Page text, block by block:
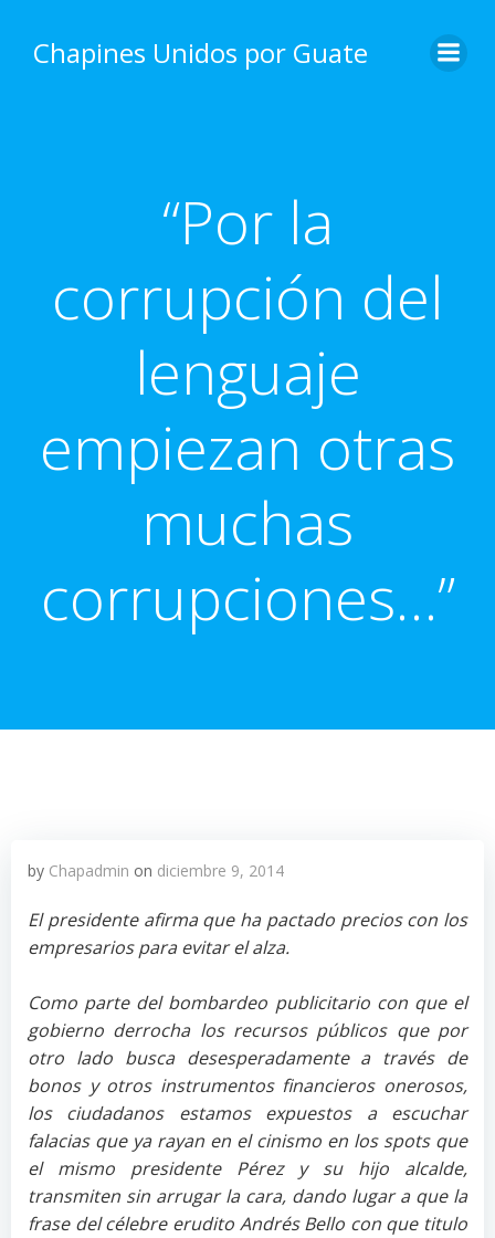
content
Chapines Unidos por Guate
“Por la
corrupción del
lenguaje
empiezan otras
muchas
corrupciones…”
by Chapadmin on diciembre 9, 2014
El presidente afirma que ha pactado precios con los
empresarios para evitar el alza.
Como parte del bombardeo publicitario con que el
gobierno derrocha los recursos públicos que por
otro lado busca desesperadamente a través de
bonos y otros instrumentos financieros onerosos,
los ciudadanos estamos expuestos a escuchar
falacias que ya rayan en el cinismo en los spots que
el mismo presidente Pérez y su hijo alcalde,
transmiten sin arrugar la cara, dando lugar a que la
frase del célebre erudito Andrés Bello con que titulo